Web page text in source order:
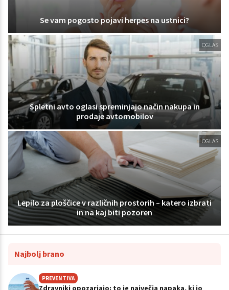
Se vam pogosto pojavi herpes na ustnici?
OGLAS
Spletni avto oglasi spreminjajo način nakupa in
prodaje avtomobilov
OGLAS
Lepilo za ploščice v različnih prostorih – katero izbrati
in na kaj biti pozoren
Najbolj brano
PREVENTIVA
Zdravniki opozarjajo: to je največja napaka, ki jo